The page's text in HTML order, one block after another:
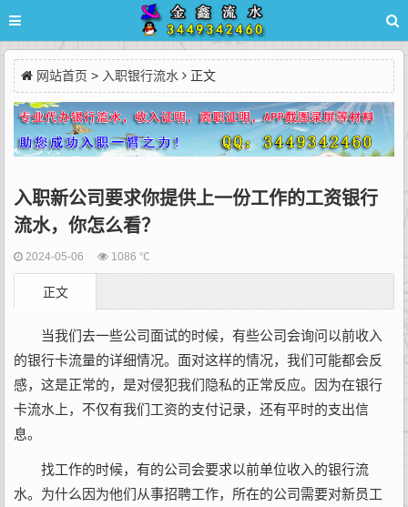
网站首页 > 入职银行流水 正文
入职新公司要求你提供上一份工作的工资银行
流水，你怎么看？
2024-05-06 1086 ℃
正文
当我们去一些公司面试的时候，有些公司会询问以前收入
的银行卡流量的详细情况。面对这样的情况，我们可能都会反
感，这是正常的，是对侵犯我们隐私的正常反应。因为在银行
卡流水上，不仅有我们工资的支付记录，还有平时的支出信
息。
找工作的时候，有的公司会要求以前单位收入的银行流
水。为什么因为他们从事招聘工作，所在的公司需要对新员工